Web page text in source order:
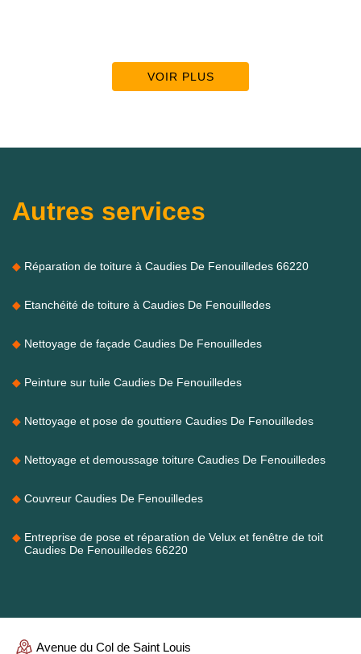
VOIR PLUS
Autres services
Réparation de toiture à Caudies De Fenouilledes 66220
Etanchéité de toiture à Caudies De Fenouilledes
Nettoyage de façade Caudies De Fenouilledes
Peinture sur tuile Caudies De Fenouilledes
Nettoyage et pose de gouttiere Caudies De Fenouilledes
Nettoyage et demoussage toiture Caudies De Fenouilledes
Couvreur Caudies De Fenouilledes
Entreprise de pose et réparation de Velux et fenêtre de toit
Caudies De Fenouilledes 66220
Avenue du Col de Saint Louis